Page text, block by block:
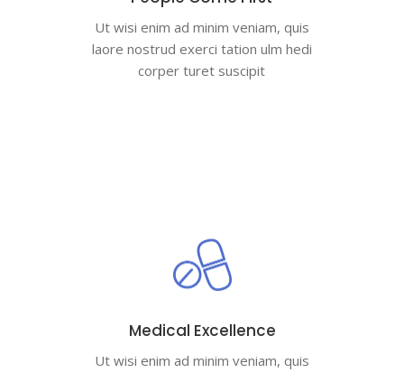
Ut wisi enim ad minim veniam, quis
laore nostrud exerci tation ulm hedi
corper turet suscipit
Medical Excellence
Ut wisi enim ad minim veniam, quis